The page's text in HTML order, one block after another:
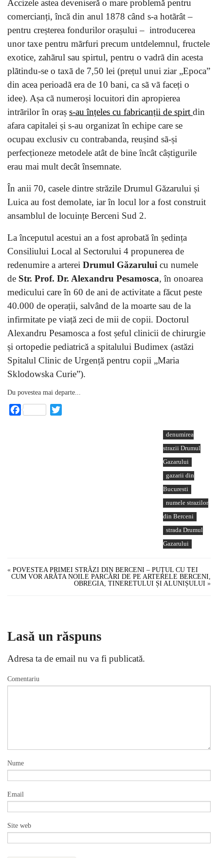
Accizele astea deveniseră o mare problemă pentru
comercianți, încă din anul 1878 când s-a hotãrât –
pentru creșterea fondurilor orașului – introducerea
unor taxe pentru mãrfuri precum untdelemnul, fructele
exotice, zahãrul sau spirtul, pentru o vadrã din acesta
plãtindu-se o taxã de 7,50 lei (prețul unui ziar „Epoca”
din acea perioadã era de 10 bani, ca sã vã faceți o
idee). Așa cã numeroși locuitori din apropierea
intrãrilor în oraș s-au înțeles cu fabricanții de spirt din
afara capitalei și s-au organizat în echipe care se
ocupau exclusiv cu contrabanda, reușind sã-și
perfecționeze metodele atât de bine încât câștigurile
erau mai mult decât însemnate.
În anii 70, casele dintre străzile Drumul Găzarului și
Luica au fost demolate, iar în locul lor a fost construit
ansamblul de locuințe Berceni Sud 2.
La începutul acestui an a fost aprobată în ședința
Consiliului Local al Sectorului 4 propunerea de
redenumire a arterei Drumul Găzarului cu numele
de Str. Prof. Dr. Alexandru Pesamosca, în onoarea
medicului care în 60 de ani de activitate a făcut peste
40.000 de operații, salvând de la moarte sau de la
infirmitate pe viață zeci de mii de copii. Doctorul
Alexandru Pesamosca a fost șeful clinicii de chirurgie
și ortopedie pediatrică a spitalului Budimex (astăzi
Spitalul Clinic de Urgență pentru copii „Maria
Sklodowska Curie”).
Du povestea mai departe...
Facebook
denumirea
strazii Drumul
Gazarului
gazarii din
Bucuresti
numele strazilor
din Berceni
strada Drumul
Gazarului
« POVESTEA PRIMEI STRĂZI DIN BERCENI – PUȚUL CU TEI
CUM VOR ARĂTA NOILE PARCĂRI DE PE ARTERELE BERCENI,
OBREGIA, TINERETULUI ȘI ALUNIȘULUI »
Lasă un răspuns
Adresa ta de email nu va fi publicată.
Comentariu
Nume
Email
Site web